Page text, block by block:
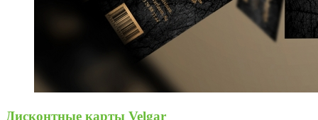
Дисконтные карты Velgar